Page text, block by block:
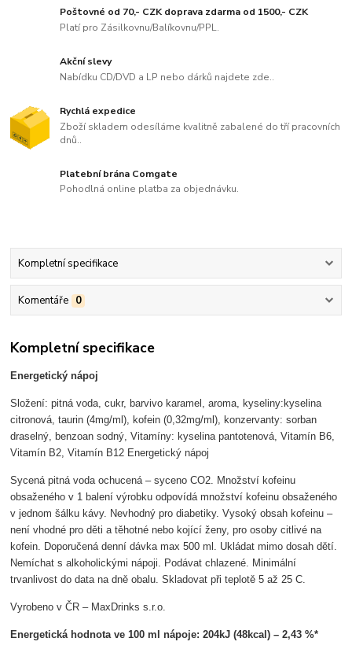
Poštovné od 70,- CZK doprava zdarma od 1500,- CZK
Platí pro Zásilkovnu/Balíkovnu/PPL.
Akční slevy
Nabídku CD/DVD a LP nebo dárků najdete zde..
Rychlá expedice
Zboží skladem odesíláme kvalitně zabalené do tří pracovních
dnů..
Platební brána Comgate
Pohodlná online platba za objednávku.
Kompletní specifikace
Komentáře 0
Kompletní specifikace
Energetický nápoj
Složení: pitná voda, cukr, barvivo karamel, aroma, kyseliny:kyselina
citronová, taurin (4mg/ml), kofein (0,32mg/ml), konzervanty: sorban
draselný, benzoan sodný, Vitamíny: kyselina pantotenová, Vitamín B6,
Vitamín B2, Vitamín B12 Energetický nápoj
Sycená pitná voda ochucená – syceno CO2. Množství kofeinu
obsaženého v 1 balení výrobku odpovídá množství kofeinu obsaženého
v jednom šálku kávy. Nevhodný pro diabetiky. Vysoký obsah kofeinu –
není vhodné pro děti a těhotné nebo kojící ženy, pro osoby citlivé na
kofein. Doporučená denní dávka max 500 ml. Ukládat mimo dosah dětí.
Nemíchat s alkoholickými nápoji. Podávat chlazené. Minimální
trvanlivost do data na dně obalu. Skladovat při teplotě 5 až 25 C.
Vyrobeno v ČR – MaxDrinks s.r.o.
Energetická hodnota ve 100 ml nápoje: 204kJ (48kcal) – 2,43 %*